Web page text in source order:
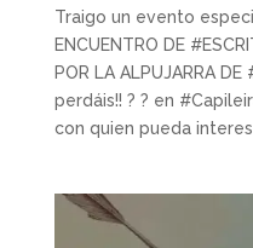
Traigo un evento
ENCUENTRO DE
POR LA ALPUJARRA DE
perdáis!! ? ? en
con quien pueda